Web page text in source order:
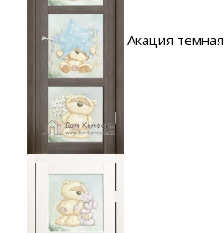
Акация темная